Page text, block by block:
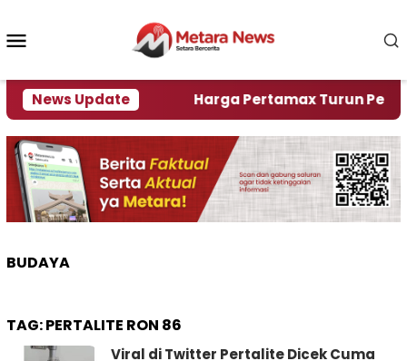
konten
News Update
Krisi Air Harga Pertamax Turun Per Hari
BUDAYA
TAG:PERTALITE RON 86
Viral di Twitter Pertalite Dicek Cuma